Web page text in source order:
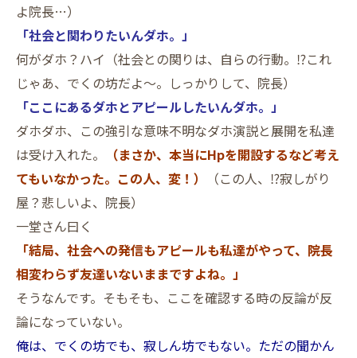
よ院長…）
「社会と関わりたいんダホ。」
何がダホ？ハイ（社会との関りは、自らの行動。⁉これ
じゃあ、でくの坊だよ～。しっかりして、院長）
「ここにあるダホとアピールしたいんダホ。」
ダホダホ、この強引な意味不明なダホ演説と展開を私達
は受け入れた。
（まさか、本当にHpを開設するなど考え
てもいなかった。この人、変！）
（この人、⁉寂しがり
屋？悲しいよ、院長）
一堂さん曰く
「結局、社会への発信もアピールも私達がやって、院長
相変わらず友達いないままですよね。」
そうなんです。そもそも、ここを確認する時の反論が反
論になっていない。
俺は、でくの坊でも、寂しん坊でもない。ただの聞かん